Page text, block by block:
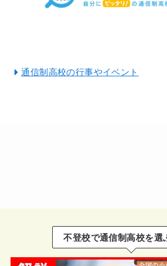
通信制高校の行事やイベント
不登校で通信制高校を選